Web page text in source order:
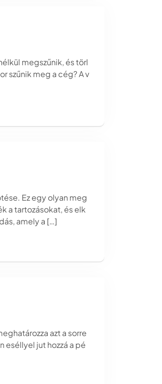
megszűnik, és törl
szűnik meg a cég? A v
Ez egy olyan meg
a tartozásokat, és elk
amely a […]
azt a sorre
eséllyel jut hozzá a pé